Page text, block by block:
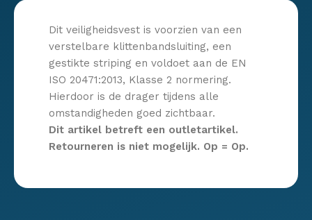
Dit veiligheidsvest is voorzien van een
verstelbare klittenbandsluiting, een
gestikte striping en voldoet aan de EN
ISO 20471:2013, Klasse 2 normering.
Hierdoor is de drager tijdens alle
omstandigheden goed zichtbaar.
Dit artikel betreft een outletartikel.
Retourneren is niet mogelijk. Op = Op.